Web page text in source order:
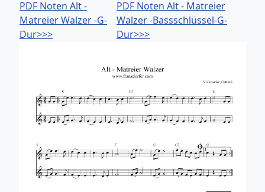
PDF Noten Alt -
Matreier Walzer -G-
Dur>>>
PDF Noten Alt - Matreier
Walzer -Bassschlüssel-G-
Dur>>>